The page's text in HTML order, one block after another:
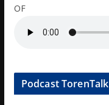
OF
Podcast TorenTalk